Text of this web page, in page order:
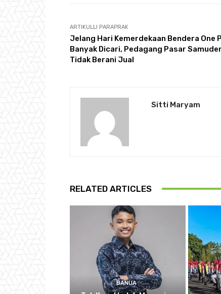
ARTIKULLI PARAPRAK
Jelang Hari Kemerdekaan Bendera One
Banyak Dicari, Pedagang Pasar
Tidak Berani Jual
Sitti Maryam
RELATED ARTICLES
BANUA